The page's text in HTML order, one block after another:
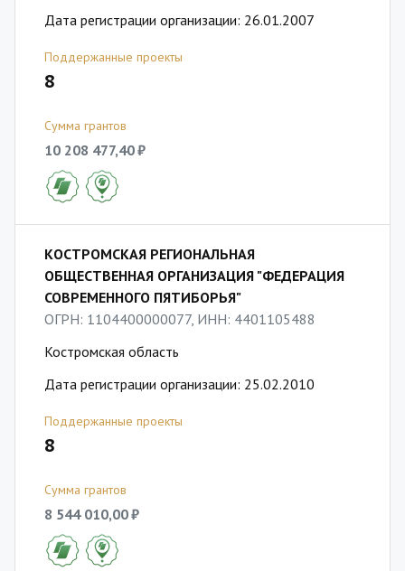
Дата регистрации организации: 26.01.2007
Поддержанные проекты
8
Сумма грантов
10 208 477,40 ₽
КОСТРОМСКАЯ РЕГИОНАЛЬНАЯ
ОБЩЕСТВЕННАЯ ОРГАНИЗАЦИЯ "ФЕДЕРАЦИЯ
СОВРЕМЕННОГО ПЯТИБОРЬЯ"
ОГРН: 1104400000077, ИНН: 4401105488
Костромская область
Дата регистрации организации: 25.02.2010
Поддержанные проекты
8
Сумма грантов
8 544 010,00 ₽